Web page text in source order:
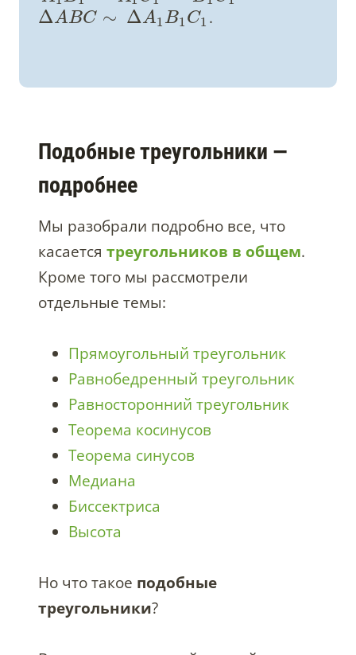
ΔABC ∼ ΔA1 B1 C1 .
Подобные треугольники —
подробнее
Мы разобрали подробно все, что
касается треугольников в общем.
Кроме того мы рассмотрели
отдельные темы:
Прямоугольный треугольник
Равнобедренный треугольник
Равносторонний треугольник
Теорема косинусов
Теорема синусов
Медиана
Биссектриса
Высота
Но что такое подобные
треугольники?